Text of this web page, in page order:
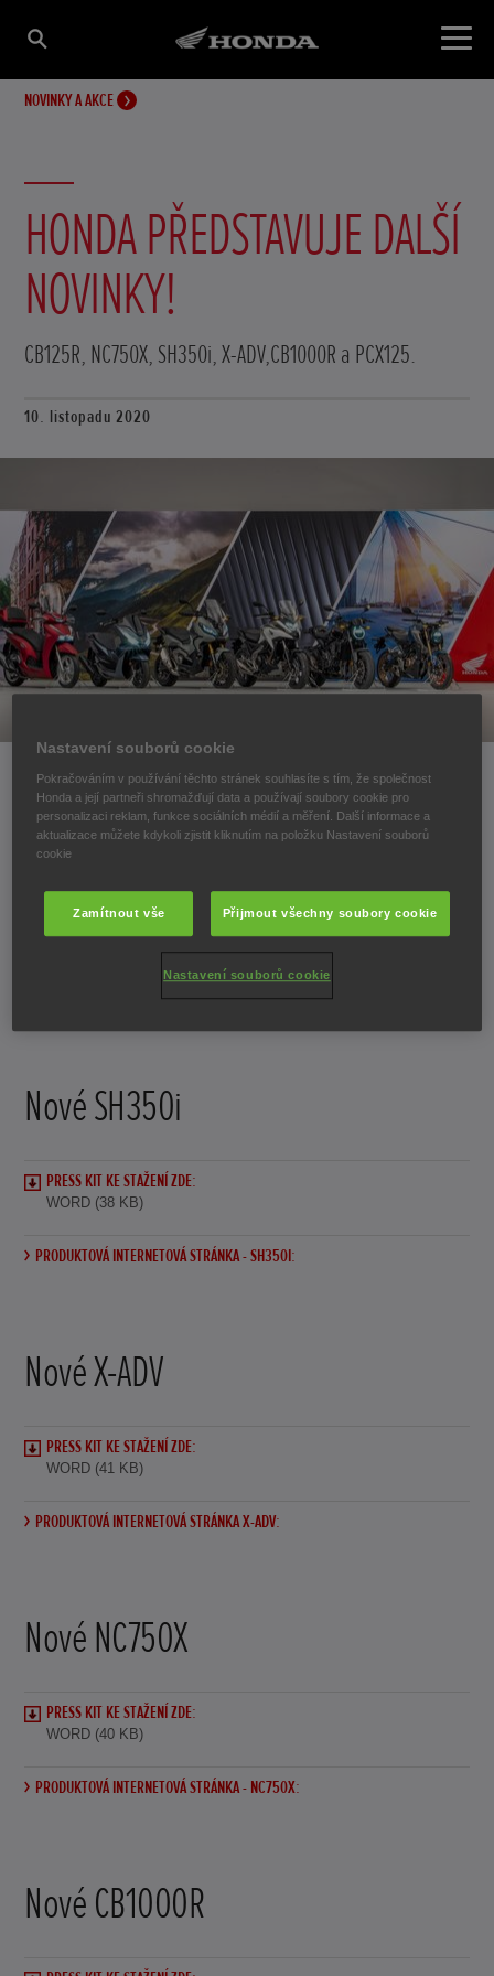
NOVINKY A AKCE
HONDA PŘEDSTAVUJE DALŠÍ
NOVINKY!
CB125R, NC750X, SH350i, X-ADV,CB1000R a PCX125.
10. listopadu 2020
Nové PCX125
PRESS KIT KE STAŽENÍ ZDE:
WORD (38 KB)
Nové SH350i
PRESS KIT KE STAŽENÍ ZDE:
WORD (38 KB)
PRODUKTOVÁ INTERNETOVÁ STRÁNKA - SH350I:
Nové X-ADV
PRESS KIT KE STAŽENÍ ZDE:
WORD (41 KB)
PRODUKTOVÁ INTERNETOVÁ STRÁNKA X-ADV:
Nové NC750X
PRESS KIT KE STAŽENÍ ZDE:
WORD (40 KB)
PRODUKTOVÁ INTERNETOVÁ STRÁNKA - NC750X:
Nové CB1000R
Nastavení souborů cookie
Pokračováním v používání těchto stránek souhlasíte s tím, že společnost
Honda a její partneři shromažďují data a používají soubory cookie pro
personalizaci reklam, funkce sociálních médií a měření. Další informace a
aktualizace můžete kdykoli zjistit kliknutím na položku Nastavení souborů
cookie
Zamítnout vše Přijmout všechny soubory cookie
Nastavení souborů cookie